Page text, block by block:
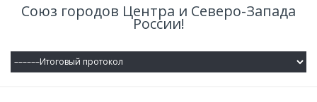
Союз городов Центра и Северо-Запада
России!